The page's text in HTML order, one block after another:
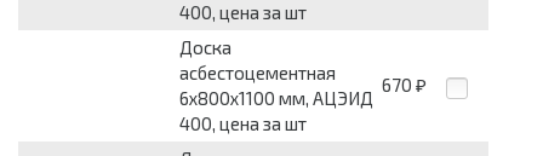
400, цена за шт
Доска
асбестоцементная
6x800x1100 мм, АЦЭИД
400, цена за шт
670 ₽